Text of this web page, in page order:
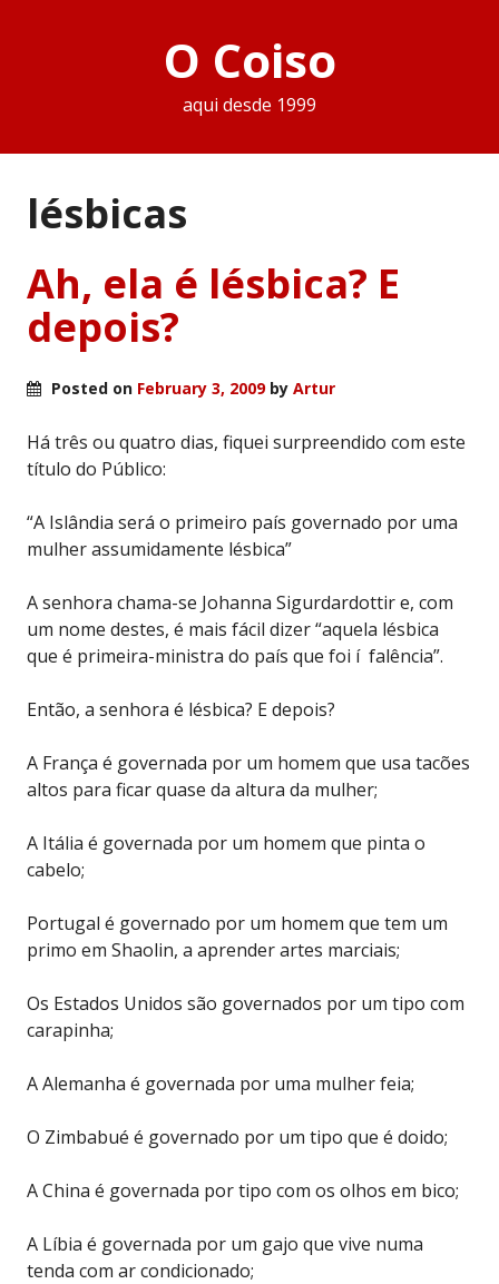
O Coiso
aqui desde 1999
lésbicas
Ah, ela é lésbica? E
depois?
Posted on February 3, 2009by Artur
Há três ou quatro dias, fiquei surpreendido com este
título do Público:
“A Islândia será o primeiro país governado por uma
mulher assumidamente lésbica”
A senhora chama-se Johanna Sigurdardottir e, com
um nome destes, é mais fácil dizer “aquela lésbica
que é primeira-ministra do país que foi í falência”.
Então, a senhora é lésbica? E depois?
A França é governada por um homem que usa tacões
altos para ficar quase da altura da mulher;
A Itália é governada por um homem que pinta o
cabelo;
Portugal é governado por um homem que tem um
primo em Shaolin, a aprender artes marciais;
Os Estados Unidos são governados por um tipo com
carapinha;
A Alemanha é governada por uma mulher feia;
O Zimbabué é governado por um tipo que é doido;
A China é governada por tipo com os olhos em bico;
A Líbia é governada por um gajo que vive numa
tenda com ar condicionado;